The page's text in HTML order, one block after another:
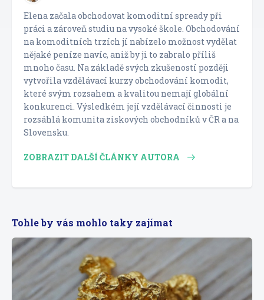
Elena začala obchodovat komoditní spready při
práci a zároveň studiu na vysoké škole. Obchodování
na komoditních trzích jí nabízelo možnost vydělat
nějaké peníze navíc, aniž by ji to zabralo příliš
mnoho času. Na základě svých zkušeností později
vytvořila vzdělávací kurzy obchodování komodit,
které svým rozsahem a kvalitou nemají globální
konkurenci. Výsledkém její vzdělávací činnosti je
rozsáhlá komunita ziskových obchodníků v ČR a na
Slovensku.
ZOBRAZIT DALŠÍ ČLÁNKY AUTORA
Tohle by vás mohlo taky zajímat